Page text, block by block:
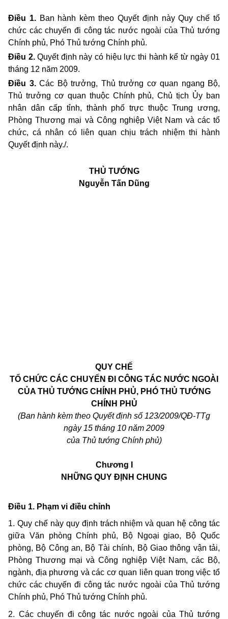
Điều 1. Ban hành kèm theo Quyết định này Quy chế tổ
chức các chuyến đi công tác nước ngoài của Thủ tướng
Chính phủ, Phó Thủ tướng Chính phủ.
Điều 2.Quyết định này có hiệu lực thi hành kể từ ngày 01
tháng 12 năm 2009.
Điều 3. Các Bộ trưởng, Thủ trưởng cơ quan ngang Bộ,
Thủ trưởng cơ quan thuộc Chính phủ, Chủ tịch Ủy ban
nhân dân cấp tỉnh, thành phố trực thuộc Trung ương,
Phòng Thương mại và Công nghiệp Việt Nam và các tổ
chức, cá nhân có liên quan chịu trách nhiệm thi hành
Quyết định này./.
THỦ TƯỚNG
Nguyễn Tấn Dũng
QUY CHẾ
TỔ CHỨC CÁC CHUYẾN ĐI CÔNG TÁC NƯỚC NGOÀI
CỦA THỦ TƯỚNG CHÍNH PHỦ, PHÓ THỦ TƯỚNG
CHÍNH PHỦ
(Ban hành kèm theo Quyết định số 123/2009/QĐ-TTg
ngày 15 tháng 10 năm 2009
của Thủ tướng Chính phủ)
Chương I
NHỮNG QUY ĐỊNH CHUNG
Điều 1. Phạm vi điều chỉnh
1. Quy chế này quy định trách nhiệm và quan hệ công tác
giữa Văn phòng Chính phủ, Bộ Ngoại giao, Bộ Quốc
phòng, Bộ Công an, Bộ Tài chính, Bộ Giao thông vận tải,
Phòng Thương mại và Công nghiệp Việt Nam, các Bộ,
ngành, địa phương và các cơ quan liên quan trong việc tổ
chức các chuyến đi công tác nước ngoài của Thủ tướng
Chính phủ, Phó Thủ tướng Chính phủ.
2. Các chuyến đi công tác nước ngoài của Thủ tướng